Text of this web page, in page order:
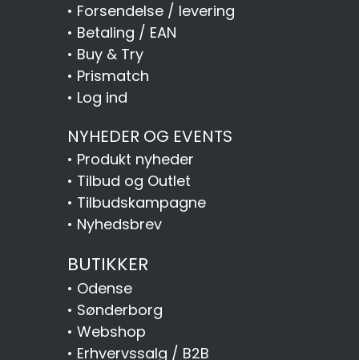
• Forsendelse / levering
• Betaling / EAN
• Buy & Try
• Prismatch
• Log ind
NYHEDER OG EVENTS
• Produkt nyheder
• Tilbud og Outlet
• Tilbudskampagne
• Nyhedsbrev
BUTIKKER
• Odense
• Sønderborg
• Webshop
• Erhvervssalg / B2B